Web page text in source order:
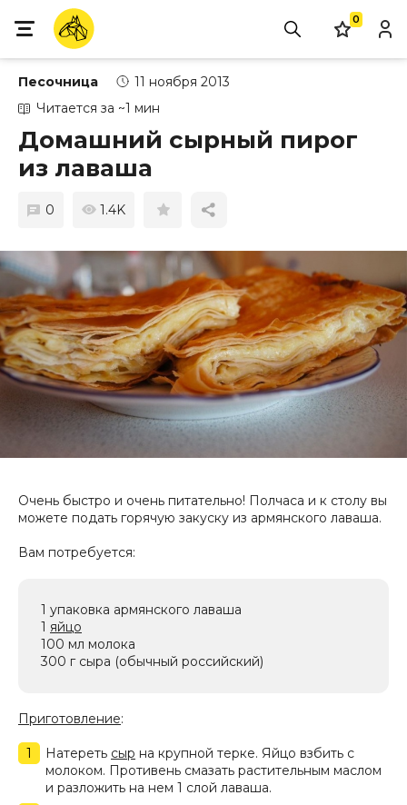
0
Песочница
11 ноября 2013
Читается за ~1 мин
Домашний сырный пирог
из лаваша
0 1.4K
Очень быстро и очень питательно! Полчаса и к столу вы
можете подать горячую закуску из армянского лаваша.
Вам потребуется:
1 упаковка армянского лаваша
1 яйцо
100 мл молока
300 г сыра (обычный российский)
Приготовление:
Натереть сыр на крупной терке. Яйцо взбить с
молоком. Противень смазать растительным маслом
и разложить на нем 1 слой лаваша.